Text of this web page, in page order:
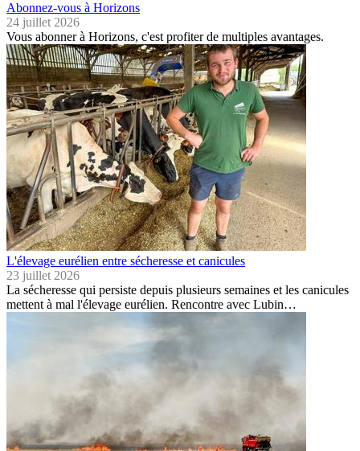
Abonnez-vous à Horizons
24 juillet 2026
Vous abonner à Horizons, c'est profiter de multiples avantages.
L'élevage eurélien entre sécheresse et canicules
23 juillet 2026
La sécheresse qui persiste depuis plusieurs semaines et les canicules
mettent à mal l'élevage eurélien. Rencontre avec Lubin…